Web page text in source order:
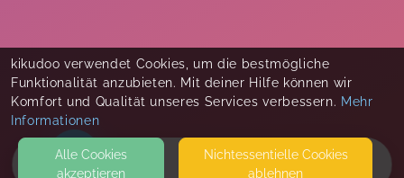
kikudoo verwendet Cookies, um die bestmögliche
Funktionalität anzubieten. Mit deiner Hilfe können wir
Komfort und Qualität unseres Services verbessern. Mehr
Informationen
Alle Cookies
akzeptieren
Nicht­essentielle Cookies
ablehnen